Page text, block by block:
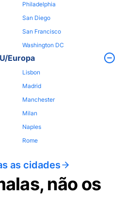
Philadelphia
San Diego
San Francisco
Washington DC
Europa
Lisbon
Madrid
Manchester
Milan
Naples
Rome
as cidades
não os